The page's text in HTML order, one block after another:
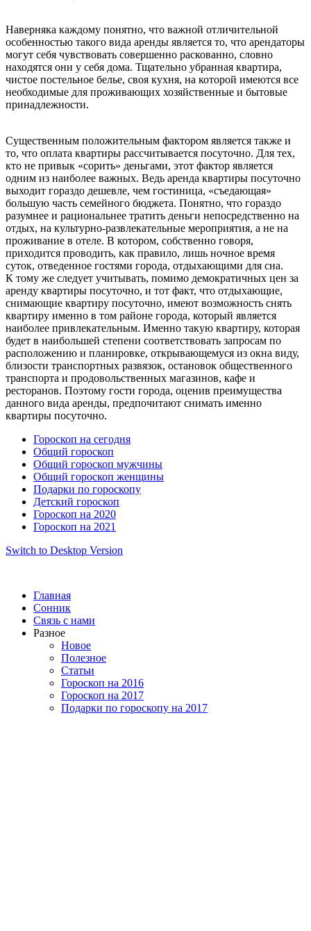
Наверняка каждому понятно, что важной отличительной
особенностью такого вида аренды является то, что арендаторы
могут себя чувствовать совершенно раскованно, словно
находятся они у себя дома. Тщательно убранная квартира,
чистое постельное белье, своя кухня, на которой имеются все
необходимые для проживающих хозяйственные и бытовые
принадлежности.
Существенным положительным фактором является также и
то, что оплата квартиры рассчитывается посуточно. Для тех,
кто не привык «сорить» деньгами, этот фактор является
одним из наиболее важных. Ведь аренда квартиры посуточно
выходит гораздо дешевле, чем гостиница, «съедающая»
большую часть семейного бюджета. Понятно, что гораздо
разумнее и рациональнее тратить деньги непосредственно на
отдых, на культурно-развлекательные мероприятия, а не на
проживание в отеле. В котором, собственно говоря,
приходится проводить, как правило, лишь ночное время
суток, отведенное гостями города, отдыхающими для сна.
К тому же следует учитывать, помимо демократичных цен за
аренду квартиры посуточно, и тот факт, что отдыхающие,
снимающие квартиру посуточно, имеют возможность снять
квартиру именно в том районе города, который является
наиболее привлекательным. Именно такую квартиру, которая
будет в наибольшей степени соответствовать запросам по
расположению и планировке, открывающемуся из окна виду,
близости транспортных развязок, остановок общественного
транспорта и продовольственных магазинов, кафе и
ресторанов. Поэтому гости города, оценив преимущества
данного вида аренды, предпочитают снимать именно
квартиры посуточно.
Гороскоп на сегодня
Общий гороскоп
Общий гороскоп мужчины
Общий гороскоп женщины
Подарки по гороскопу
Детский гороскоп
Гороскоп на 2020
Гороскоп на 2021
Switch to Desktop Version
Главная
Сонник
Связь с нами
Разное
Новое
Полезное
Статьи
Гороскоп на 2016
Гороскоп на 2017
Подарки по гороскопу на 2017